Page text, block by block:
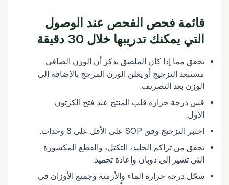
قائمة فحص الفحص عند الوصول
التي يمكنك تدريبها خلال 30 دقيقة
تحقق مما إذا كان الملصق يذكر أن الوزن الصافي
مستبعد التزجيج أو يعلن الوزن المزجج بالإضافة إلى
الوزن بعد التصريف.
قس درجة حرارة قلب المنتج عند فتح الكرتون
الأول.
اختبر التزجيج وفق SOP على الأقل على 8 وحدات.
تحقق من تراكم الجليد، التكتل، والقطع المكسورة
التي تشير إلى ذوبان وإعادة تجميد.
سجّل درجة حرارة الماء والأزمنة وجميع الأوزان في